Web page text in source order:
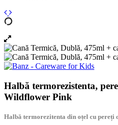
Halbă termorezistenta,
Wildflower Pink
Halbă termorezitenta din oțel cu pereți